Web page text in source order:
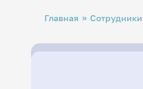
Строка
навигации
Главная Сотрудники